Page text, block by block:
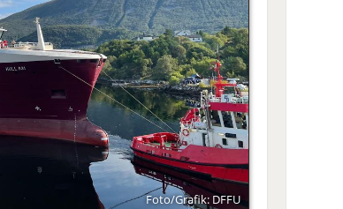
Foto/Grafik: DFFU